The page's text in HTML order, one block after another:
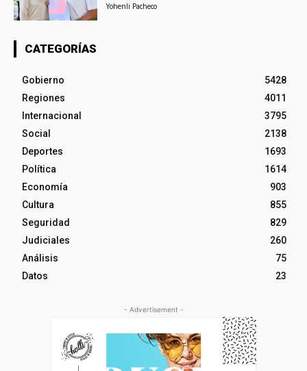
Yohenli Pacheco
CATEGORÍAS
Gobierno
5428
Regiones
4011
Internacional
3795
Social
2138
Deportes
1693
Política
1614
Economía
903
Cultura
855
Seguridad
829
Judiciales
260
Análisis
75
Datos
23
- Advertisement -